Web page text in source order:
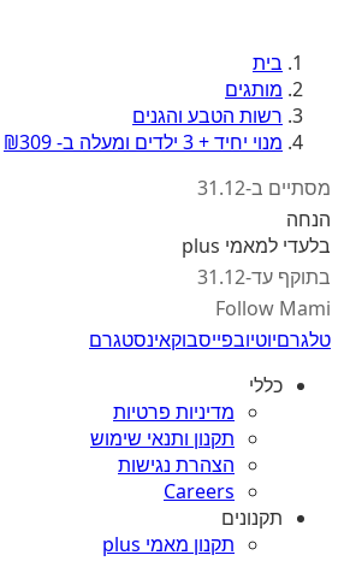
בית
מותגים
רשות הטבע והגנים
מנוי יחיד + 3 ילדים ומעלה ב- ₪309
מסתיים ב-31.12
הנחה
בלעדי למאמי plus
בתוקף עד-31.12
Follow Mami
טלגרםיוטיובפייסבוקאינסטגרם
כללי
מדיניות פרטיות
תקנון ותנאי שימוש
הצהרת נגישות
Careers
תקנונים
תקנון מאמי plus